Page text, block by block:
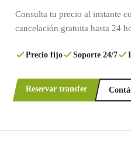
Consulta tu precio al instante
cancelación gratuita hasta 24
Precio fijo Soporte 24/7
Reservar transfer